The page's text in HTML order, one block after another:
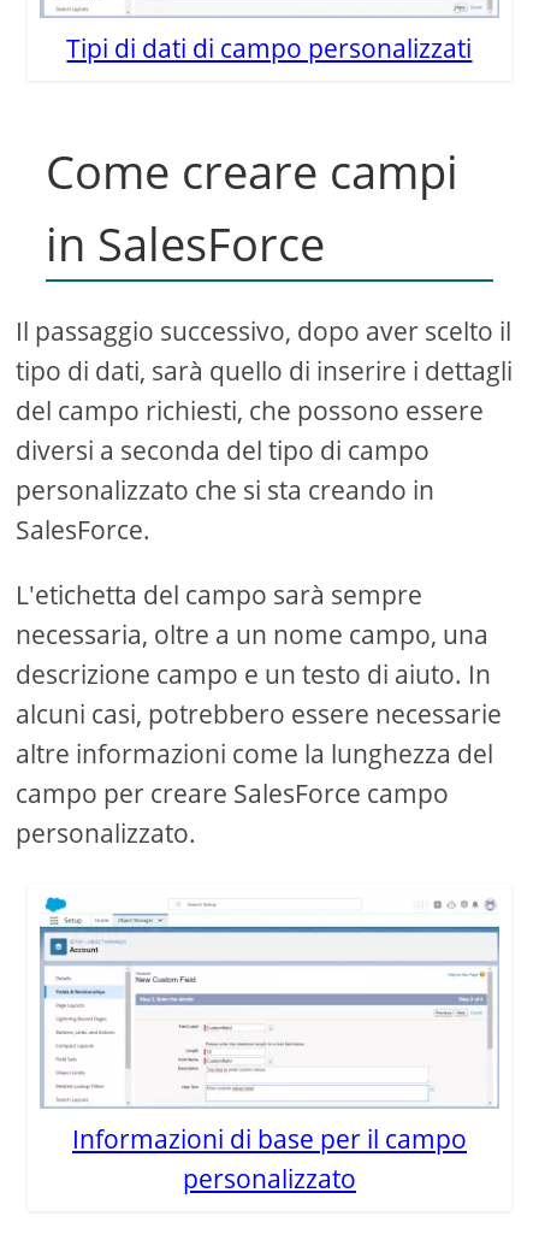
Tipi di dati di campo personalizzati
Come creare campi
in SalesForce
Il passaggio successivo, dopo aver scelto il
tipo di dati, sarà quello di inserire i dettagli
del campo richiesti, che possono essere
diversi a seconda del tipo di campo
personalizzato che si sta creando in
SalesForce.
L'etichetta del campo sarà sempre
necessaria, oltre a un nome campo, una
descrizione campo e un testo di aiuto. In
alcuni casi, potrebbero essere necessarie
altre informazioni come la lunghezza del
campo per creare SalesForce campo
personalizzato.
Informazioni di base per il campo
personalizzato